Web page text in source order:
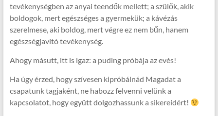
tevékenységben az anyai teendők mellett; a szülők, akik
boldogok, mert egészséges a gyermekük; a kávézás
szerelmese, aki boldog, mert végre ez nem bűn, hanem
egészségjavító tevékenység.
Ahogy másutt, itt is igaz: a puding próbája az evés!
Ha úgy érzed, hogy szívesen kipróbálnád Magadat a
csapatunk tagjaként, ne habozz felvenni velünk a
kapcsolatot, hogy együtt dolgozhassunk a sikereidért!